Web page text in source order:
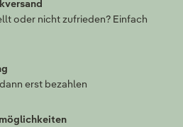
oder nicht zufrieden? Einfach
erst bezahlen